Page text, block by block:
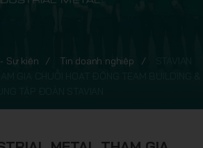
Sự kiện Tin doanh nghiệp